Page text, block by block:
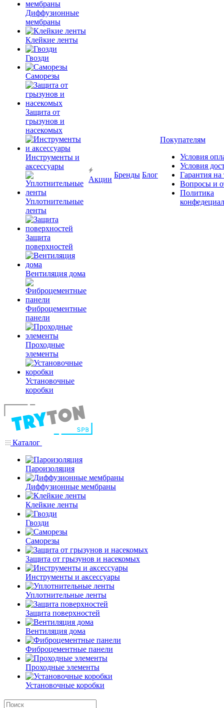
Диффузионные
мембраны
Клейкие ленты
Гвозди
Саморезы
Защита от
грызунов и
насекомых
Инструменты и
аксессуары
Уплотнительные
ленты
Защита
поверхностей
Вентиляция дома
Фиброцементные
панели
Проходные
элементы
Установочные
коробки
Акции
Бренды Блог
Покупателям
Условия
Условия
Гарантия на
Вопросы и
Политика
Каталог
Пароизоляция
Диффузионные мембраны
Клейкие ленты
Гвозди
Саморезы
Защита от грызунов и насекомых
Инструменты и аксессуары
Уплотнительные ленты
Защита поверхностей
Вентиляция дома
Фиброцементные панели
Проходные элементы
Установочные коробки